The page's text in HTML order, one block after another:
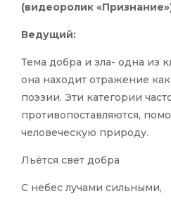
(видеоролик
Ведущий:
Тема добра и зла- одна из
она находит отражение
поэзии. Эти категории
противопоставляются,
человеческую природу.
Льётся свет добра
С небес лучами сильными,